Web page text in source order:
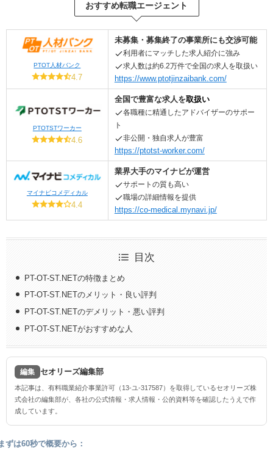
おすすめ転職エージェント
PTOT人材バンク
4.7
未募集・募集終了の事業所にも交渉可能
利用者にマッチした求人紹介に強み
求人数は約6.2万件で全国の求人を取扱い
https://www.ptotjinzaibank.com/
PTOTSTワーカー
4.6
全国で豊富な求人を取扱い
各職種に精通したアドバイザーのサポー
ト
非公開・独自求人が豊富
https://ptotst-worker.com/
マイナビコメディカル
4.4
業界大手のマイナビが運営
サポートの質も高い
職場の詳細情報を提供
https://co-medical.mynavi.jp/
目次
PT-OT-ST.NETの特徴まとめ
PT-OT-ST.NETのメリット・良い評判
PT-OT-ST.NETのデメリット・悪い評判
PT-OT-ST.NETがおすすめな人
編集 セオリーズ編集部
本記事は、有料職業紹介事業許可（13-ユ-317587）を取得しているセオリーズ株
式会社の編集部が、各社の公式情報・求人情報・公的資料等を確認したうえで作
成しています。
ずは60秒で概要から：